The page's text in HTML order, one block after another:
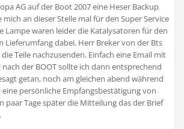
AG auf der Boot 2007 eine Heser Backup
an dieser Stelle mal für den Super Service
Lampe waren leider die Katalysatoren für den
Lieferumfang dabei. Herr Breker von der Bts
Teile nachzusenden. Einfach eine Email mit
der BOOT sollte ich dann entsprechend
getan, noch am gleichen abend während
eine persönliche Empfangsbestätigung von
paar Tage später die Mitteilung das der Brief